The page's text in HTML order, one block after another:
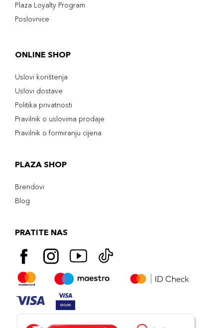
Plaza Loyalty Program
Poslovnice
ONLINE SHOP
Uslovi korištenja
Uslovi dostave
Politika privatnosti
Pravilnik o uslovima prodaje
Pravilnik o formiranju cijena
PLAZA SHOP
Brendovi
Blog
PRATITE NAS